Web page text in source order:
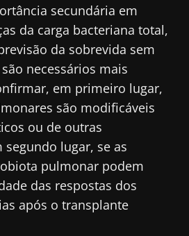
secundária em
da carga bacteriana total,
da sobrevida sem
necessários mais
em primeiro lugar,
são modificáveis
ou de outras
segundo lugar, se as
pulmonar podem
das respostas dos
após o transplante
16/07/2026
Microbiota
intratumoral
colorretal: um
indicador
prognóstico
Ler o artigo
10/07/2026
Uma
que
aumenta a